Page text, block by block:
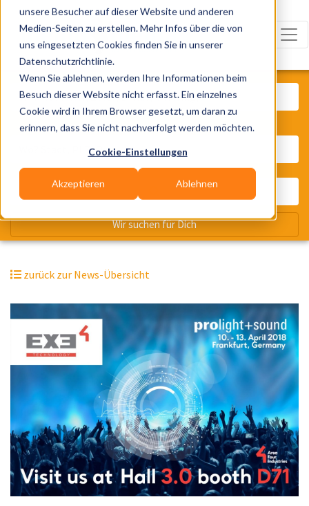
unsere Besucher auf dieser Website und anderen
Medien-Seiten zu erstellen. Mehr Infos über die von
uns eingesetzten Cookies finden Sie in unserer
Datenschutzrichtlinie.
Wenn Sie ablehnen, werden Ihre Informationen beim
Besuch dieser Website nicht erfasst. Ein einzelnes
Cookie wird in Ihrem Browser gesetzt, um daran zu
erinnern, dass Sie nicht nachverfolgt werden möchten.
Cookie-Einstellungen
Akzeptieren Ablehnen
zurück zur News-Übersicht
Was? Künstler, Zelte, Bands,
Wo? Stadt, PLZ, Ort
Wir suchen für Dich